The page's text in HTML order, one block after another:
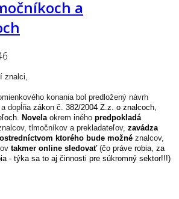
a
znalci,
konania bol predložený návrh
dopĺňa zákon č. 382/2004 Z.z. o znalcoch,
Novela okrem iného predpokladá
tlmočníkov a prekladateľov, zavádza
ktorého bude možné znalcov,
takmer online sledovať (čo práve robia, za
- týka sa to aj činnosti pre súkromný sektor!!!)